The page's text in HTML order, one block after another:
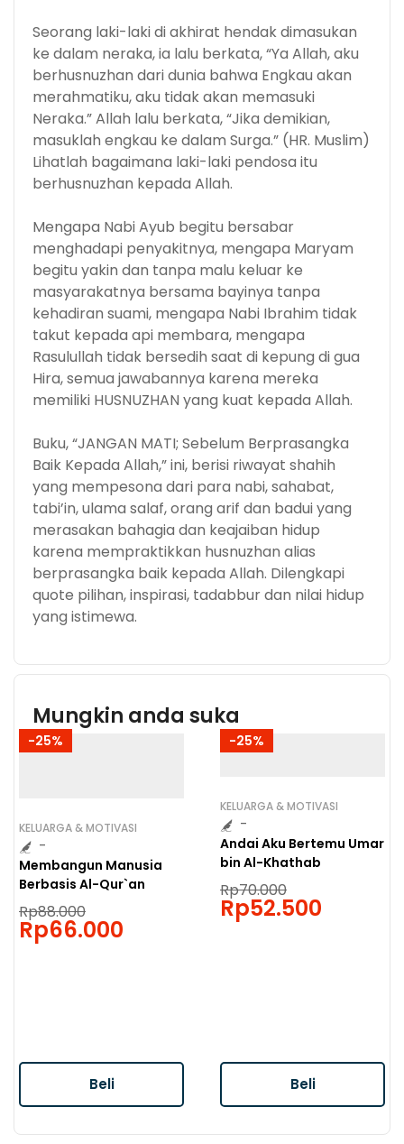
Seorang laki-laki di akhirat hendak dimasukan
ke dalam neraka, ia lalu berkata, “Ya Allah, aku
berhusnuzhan dari dunia bahwa Engkau akan
merahmatiku, aku tidak akan memasuki
Neraka.” Allah lalu berkata, “Jika demikian,
masuklah engkau ke dalam Surga.” (HR. Muslim)
Lihatlah bagaimana laki-laki pendosa itu
berhusnuzhan kepada Allah.
Mengapa Nabi Ayub begitu bersabar
menghadapi penyakitnya, mengapa Maryam
begitu yakin dan tanpa malu keluar ke
masyarakatnya bersama bayinya tanpa
kehadiran suami, mengapa Nabi Ibrahim tidak
takut kepada api membara, mengapa
Rasulullah tidak bersedih saat di kepung di gua
Hira, semua jawabannya karena mereka
memiliki HUSNUZHAN yang kuat kepada Allah.
Buku, “JANGAN MATI; Sebelum Berprasangka
Baik Kepada Allah,” ini, berisi riwayat shahih
yang mempesona dari para nabi, sahabat,
tabi’in, ulama salaf, orang arif dan badui yang
merasakan bahagia dan keajaiban hidup
karena mempraktikkan husnuzhan alias
berprasangka baik kepada Allah. Dilengkapi
quote pilihan, inspirasi, tadabbur dan nilai hidup
yang istimewa.
Mungkin anda suka
-25%
KELUARGA & MOTIVASI
-
Membangun Manusia
Berbasis Al-Qur`an
Rp88.000
Rp66.000
Beli
-25%
KELUARGA & MOTIVASI
-
Andai Aku Bertemu Umar
bin Al-Khathab
Rp70.000
Rp52.500
Beli